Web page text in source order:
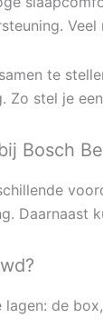
te
stel je
Bosch
Daarnaast
de